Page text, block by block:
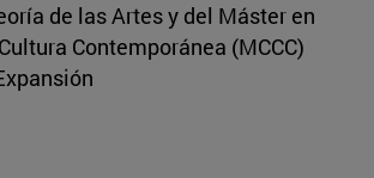
de las Artes y del Máster en
Contemporánea (MCCC)